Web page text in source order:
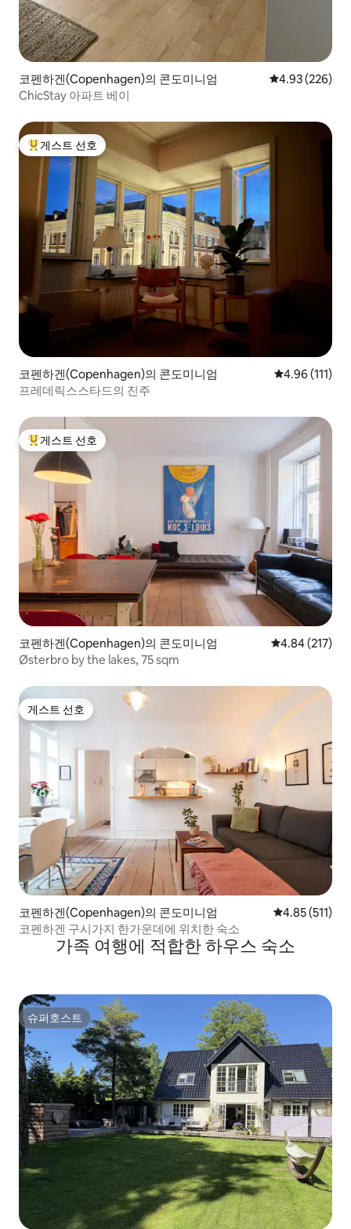
코펜하겐(Copenhagen)의 콘도미니엄 평점 4.93점(5
4.93 (226)
ChicStay 아파트 베이
상위 게스트 선호
게스트 선호
코펜하겐(Copenhagen)의 콘도미니엄 평점 4.96점(5
4.96 (111)
프레데릭스스타드의 진주
상위 게스트 선호
게스트 선호
코펜하겐(Copenhagen)의 콘도미니엄 평점 4.84점(5
4.84 (217)
Østerbro by the lakes, 75 sqm
게스트 선호
게스트 선호
코펜하겐(Copenhagen)의 콘도미니엄 평점 4.85점(5
4.85 (511)
코펜하겐 구시가지 한가운데에 위치한 숙소
가족 여행에 적합한 하우스 숙소
슈퍼호스트
슈퍼호스트